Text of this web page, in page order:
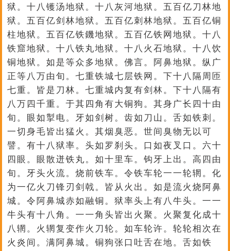
狱。十八镬汤地狱。十八灰河地狱。五百亿刀林地
狱。五百亿剑林地狱。五百亿刺林地狱。五百亿铜
柱地狱。五百亿铁鐖地狱。五百亿铁网地狱。十八
铁窟地狱。十八铁丸地狱。十八火石地狱。十八饮
铜地狱。如是等众多地狱。佛言。阿鼻地狱。纵广
正等八万由旬。七重铁城七层铁网。下十八隔周匝
七重。皆是刀林。七重城内复有剑林。下十八隔有
八万四千重。于其四角有大铜狗。其身广长四十由
旬。眼如掣电。牙如剑树。齿如刀山。舌如铁刺。
一切身毛皆出猛火。其烟臭恶。世间臭物无以可
譬。有十八狱率。头如罗刹头。口如夜叉口。六十
四眼。眼散迸铁丸。如十里车。钩牙上出。高四由
旬。牙头火流。烧前铁车。令铁车轮一一轮辋。化
为一亿火刀锋刃剑戟。皆从火出。如是流火烧阿鼻
城。令阿鼻城赤如融铜。狱率头上有八牛头。一一
牛头有十八角。一一角头皆出火聚。火聚复化成十
八辋。火辋复变作火刀轮。如车轮许。轮轮相次在
火炎间。满阿鼻城。铜狗张口吐舌在地。舌如铁